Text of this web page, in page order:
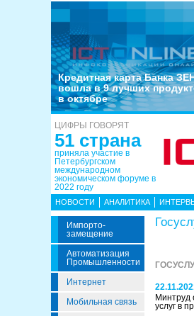
Кредитная карта Банка
вошла в 9 лучших
в октябре
ЦИФРЫ ГОВОРЯТ
51 страна
приняла участие в
Петербургском
международном
экономическом форуме в
2022 году
НОВОСТИ АНАЛИТИКА
Импорто­
Замещение
Автоматизация
Промышленности
Интернет
Мобильная связь
Минтруд
услуг в